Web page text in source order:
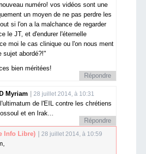
numéro! vos vidéos sont une
un moyen de ne pas perdre les
si l'on a la malchance de regarder
le JT, et d'endurer l'éternelle
moi le cas clinique ou l'on nous ment
sujet abordé?!"
bien méritées!
Répondre
Myriam 28 juillet 2014, à 10:31
de l'EIL contre les chrétiens
et en Irak...
Répondre
Info Libre) 28 juillet 2014, à 10:59